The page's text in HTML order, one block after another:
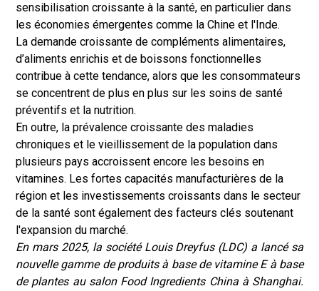
sensibilisation croissante à la santé, en particulier dans
les économies émergentes comme la Chine et l'Inde.
La demande croissante de compléments alimentaires,
d’aliments enrichis et de boissons fonctionnelles
contribue à cette tendance, alors que les consommateurs
se concentrent de plus en plus sur les soins de santé
préventifs et la nutrition.
En outre, la prévalence croissante des maladies
chroniques et le vieillissement de la population dans
plusieurs pays accroissent encore les besoins en
vitamines. Les fortes capacités manufacturières de la
région et les investissements croissants dans le secteur
de la santé sont également des facteurs clés soutenant
l'expansion du marché.
En mars 2025, la société Louis Dreyfus (LDC) a lancé sa
nouvelle gamme de produits à base de vitamine E à base
de plantes au salon Food Ingredients China à Shanghai.